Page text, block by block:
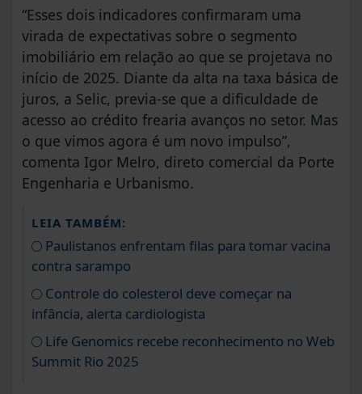
“Esses dois indicadores confirmaram uma
virada de expectativas sobre o segmento
imobiliário em relação ao que se projetava no
início de 2025. Diante da alta na taxa básica de
juros, a Selic, previa-se que a dificuldade de
acesso ao crédito frearia avanços no setor. Mas
o que vimos agora é um novo impulso”,
comenta Igor Melro, direto comercial da Porte
Engenharia e Urbanismo.
LEIA TAMBÉM:
Paulistanos enfrentam filas para tomar vacina
contra sarampo
Controle do colesterol deve começar na
infância, alerta cardiologista
Life Genomics recebe reconhecimento no Web
Summit Rio 2025